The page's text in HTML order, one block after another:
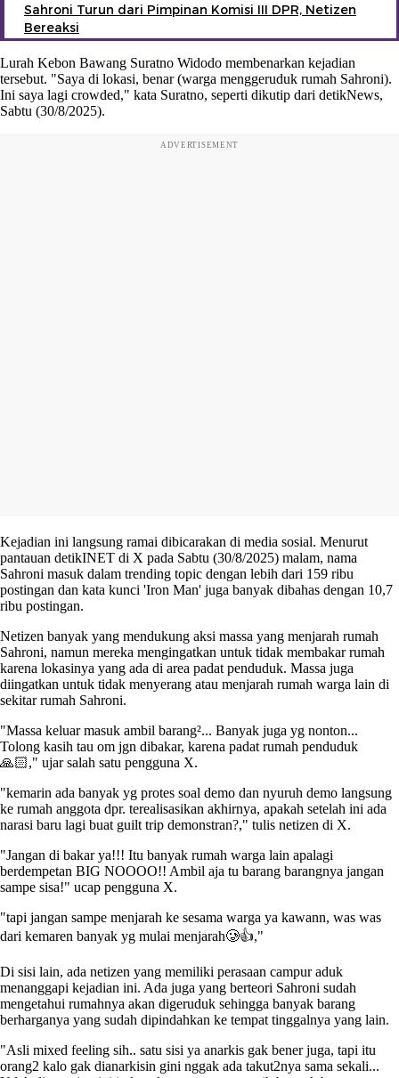
Sahroni Turun dari Pimpinan Komisi III DPR, Netizen
Bereaksi
Lurah Kebon Bawang Suratno Widodo membenarkan kejadian
tersebut. "Saya di lokasi, benar (warga menggeruduk rumah Sahroni).
Ini saya lagi crowded," kata Suratno, seperti dikutip dari detikNews,
Sabtu (30/8/2025).
ADVERTISEMENT
Kejadian ini langsung ramai dibicarakan di media sosial. Menurut
pantauan detikINET di X pada Sabtu (30/8/2025) malam, nama
Sahroni masuk dalam trending topic dengan lebih dari 159 ribu
postingan dan kata kunci 'Iron Man' juga banyak dibahas dengan 10,7
ribu postingan.
Netizen banyak yang mendukung aksi massa yang menjarah rumah
Sahroni, namun mereka mengingatkan untuk tidak membakar rumah
karena lokasinya yang ada di area padat penduduk. Massa juga
diingatkan untuk tidak menyerang atau menjarah rumah warga lain di
sekitar rumah Sahroni.
"Massa keluar masuk ambil barang²... Banyak juga yg nonton...
Tolong kasih tau om jgn dibakar, karena padat rumah penduduk
🙏🏻," ujar salah satu pengguna X.
"kemarin ada banyak yg protes soal demo dan nyuruh demo langsung
ke rumah anggota dpr. terealisasikan akhirnya, apakah setelah ini ada
narasi baru lagi buat guilt trip demonstran?," tulis netizen di X.
"Jangan di bakar ya!!! Itu banyak rumah warga lain apalagi
berdempetan BIG NOOOO!! Ambil aja tu barang barangnya jangan
sampe sisa!" ucap pengguna X.
"tapi jangan sampe menjarah ke sesama warga ya kawann, was was
dari kemaren banyak yg mulai menjarah🥲👍,"
Di sisi lain, ada netizen yang memiliki perasaan campur aduk
menanggapi kejadian ini. Ada juga yang berteori Sahroni sudah
mengetahui rumahnya akan digeruduk sehingga banyak barang
berharganya yang sudah dipindahkan ke tempat tinggalnya yang lain.
"Asli mixed feeling sih.. satu sisi ya anarkis gak bener juga, tapi itu
orang2 kalo gak dianarkisin gini nggak ada takut2nya sama sekali...